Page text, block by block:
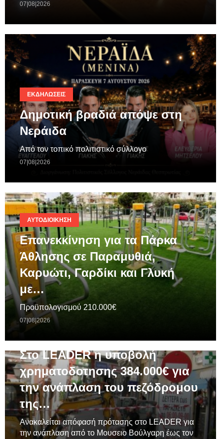
07|08|2026
ΕΚΔΗΛΏΣΕΙΣ
Δημοτική βραδιά απόψε στη
Νεράιδα
Από τον τοπικό πολιτιστικό σύλλογο
07|08|2026
ΑΥΤΟΔΙΟΊΚΗΣΗ
Επανεκκίνηση για τα Πάρκα
Άθλησης σε Παραμυθιά,
Καρυώτι, Γαρδίκι και Γλυκή
με…
Προϋπολογισμού 210.000€
07|08|2026
Στο LEADER η υποβολή
χρηματοδοτησης 384.000€ για
την ανάπλαση του πεζόδρομου
της…
Ανακαλείται απόφασή πρότασης στο LEADER για
την ανάπλαση από το Μουσειο Βούλγαρη έως τον